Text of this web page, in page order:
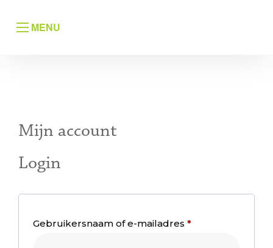
MENU
Mijn account
Login
Gebruikersnaam of e-mailadres *